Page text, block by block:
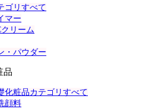
ゴリすべて
マー
リーム
・パウダー
品
化粧品カテゴリすべて
顔料